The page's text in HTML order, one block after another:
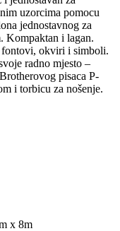
uzorcima pomocu
jednostavnog za
Kompaktan i lagan.
fontovi, okviri i simboli.
radno mjesto –
pisaca P-
i torbicu za nošenje.
x 8m